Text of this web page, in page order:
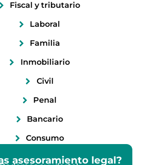
Fiscal y tributario
Laboral
Familia
Inmobiliario
Civil
Penal
Bancario
Consumo
asesoramiento legal?